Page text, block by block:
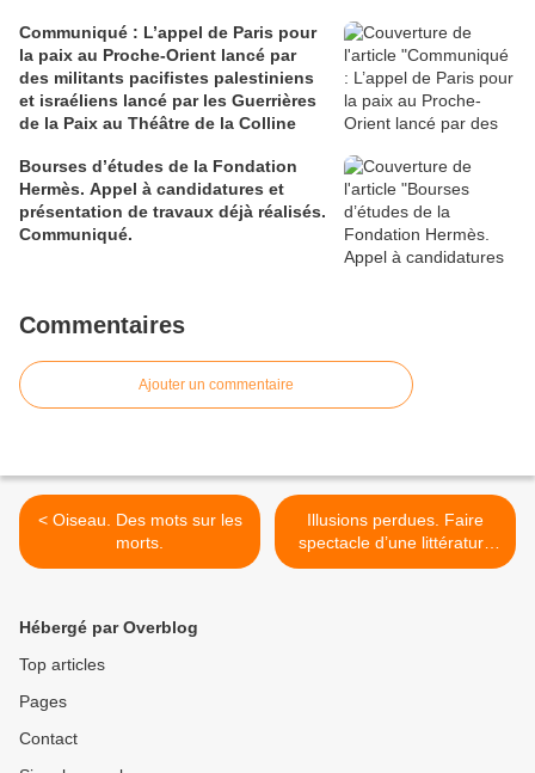
Communiqué : L’appel de Paris pour
la paix au Proche-Orient lancé par
des militants pacifistes palestiniens
et israéliens lancé par les Guerrières
de la Paix au Théâtre de la Colline
Bourses d’études de la Fondation
Hermès. Appel à candidatures et
présentation de travaux déjà réalisés.
Communiqué.
Commentaires
Ajouter un commentaire
< Oiseau. Des mots sur les
morts.
Illusions perdues. Faire
spectacle d’une littérature
de la société. >
Hébergé par Overblog
Top articles
Pages
Contact